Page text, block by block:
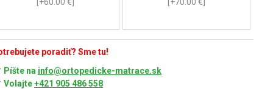
poradiť? Sme tu!
Píšte na info@ortopedicke-matrace.sk
Volajte+421 905 486 558